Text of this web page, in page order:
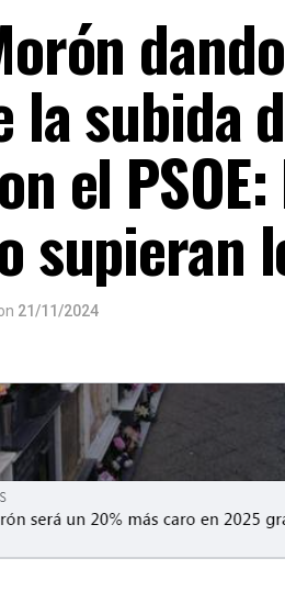
la subida
el
supieran
21/11/2024